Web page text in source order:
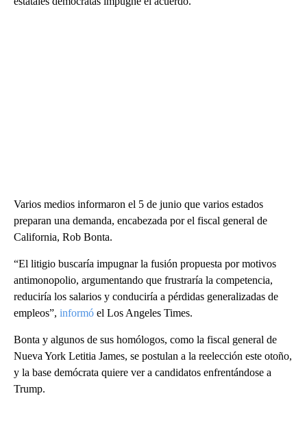
Varios medios informaron el 5 de junio que varios estados
preparan una demanda, encabezada por el fiscal general de
California, Rob Bonta.
“El litigio buscaría impugnar la fusión propuesta por motivos
antimonopolio, argumentando que frustraría la competencia,
reduciría los salarios y conduciría a pérdidas generalizadas de
empleos”, informó el Los Angeles Times.
Bonta y algunos de sus homólogos, como la fiscal general de
Nueva York Letitia James, se postulan a la reelección este otoño,
y la base demócrata quiere ver a candidatos enfrentándose a
Trump.